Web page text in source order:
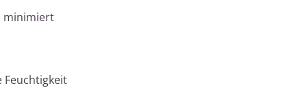
minimiert
Feuchtigkeit